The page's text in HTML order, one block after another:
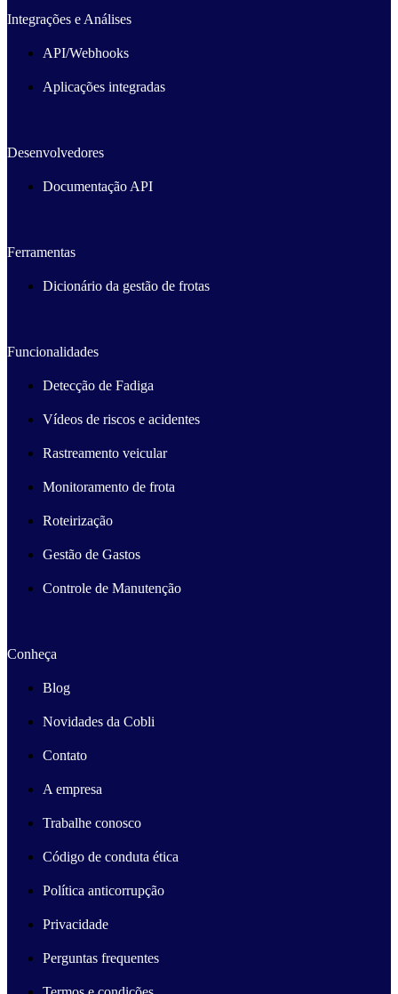
Integrações e Análises
API/Webhooks
Aplicações integradas
Desenvolvedores
Documentação API
Ferramentas
Dicionário da gestão de frotas
Funcionalidades
Detecção de Fadiga
Vídeos de riscos e acidentes
Rastreamento veicular
Monitoramento de frota
Roteirização
Gestão de Gastos
Controle de Manutenção
Conheça
Blog
Novidades da Cobli
Contato
A empresa
Trabalhe conosco
Código de conduta ética
Política anticorrupção
Privacidade
Perguntas frequentes